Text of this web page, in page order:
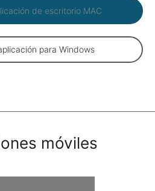
de escritorio MAC
para Windows
móviles